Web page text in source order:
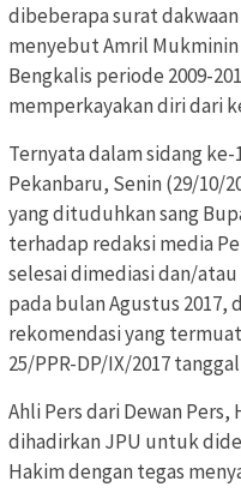
dibeberapa surat
menyebut Amril
Bengkalis periode 2009-
memperkayakan diri dari
Ternyata dalam sidang
Pekanbaru, Senin (29/10/
yang dituduhkan sang
terhadap redaksi media
selesai dimediasi dan/
pada bulan Agustus 2017,
rekomendasi yang
25/PPR-DP/IX/2017
Ahli Pers dari Dewan
dihadirkan JPU untuk
Hakim dengan tegas